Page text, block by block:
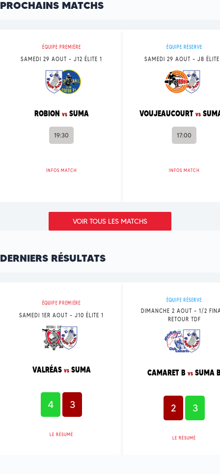
PROCHAINS MATCHS
ÉQUIPE PREMIÈRE
SAMEDI 29 AOUT – J12 ÉLITE 1
ROBION vs SUMA
19:30
INFOS MATCH
ÉQUIPE RÉSERVE
SAMEDI 29 AOUT – J8
VOUJEAUCOURT vs
17:00
INFOS MATCH
VOIR TOUS LES MATCHS
DERNIERS RÉSULTATS
ÉQUIPE PREMIÈRE
SAMEDI 1ER AOUT – J10 ÉLITE 1
VALRÉAS vs SUMA
4 3
LE RÉSUMÉ
ÉQUIPE RÉSERVE
DIMANCHE 2 AOUT – 1/2
RETOUR TDF
CAMARET B vs SUMA
2 3
LE RÉSUMÉ